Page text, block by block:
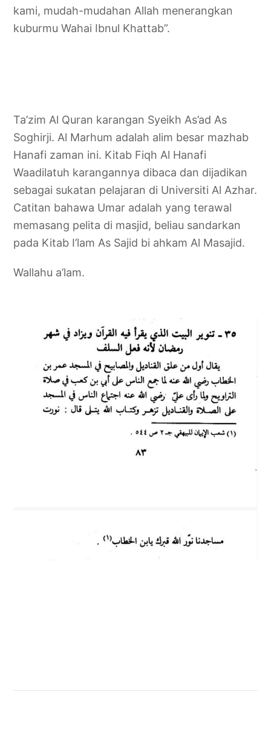
kami, mudah-mudahan Allah menerangkan
kuburmu Wahai Ibnul Khattab”.
Ta’zim Al Quran karangan Syeikh As’ad As
Soghirji. Al Marhum adalah alim besar mazhab
Hanafi zaman ini. Kitab Fiqh Al Hanafi
Waadilatuh karangannya dibaca dan dijadikan
sebagai sukatan pelajaran di Universiti Al Azhar.
Catitan bahawa Umar adalah yang terawal
memasang pelita di masjid, beliau sandarkan
pada Kitab I’lam As Sajid bi ahkam Al Masajid.
Wallahu a’lam.